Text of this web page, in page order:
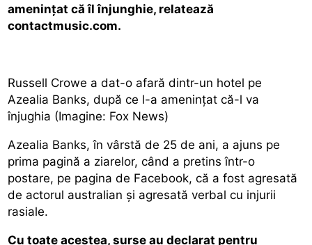
ameninţat că îl înjunghie, relatează
contactmusic.com.
Russell Crowe a dat-o afară dintr-un hotel pe
Azealia Banks, după ce l-a ameninţat că-l va
înjughia (Imagine: Fox News)
Azealia Banks, în vârstă de 25 de ani, a ajuns pe
prima pagină a ziarelor, când a pretins într-o
postare, pe pagina de Facebook, că a fost agresată
de actorul australian şi agresată verbal cu injurii
rasiale.
Cu toate acestea, surse au declarat pentru